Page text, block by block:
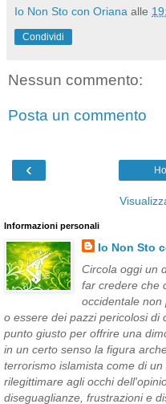
Io Non Sto con Oriana alle
Condividi
Nessun commento:
Posta un commento
‹
Informazioni personali
Io Non Sto
Circola oggi un
far credere che
occidentale
o essere dei pazzi pericolosi di
punto giusto per offrire una
in un certo senso la figura
terrorismo islamista come di
rilegittimare agli occhi
diseguaglianze, frustrazioni e